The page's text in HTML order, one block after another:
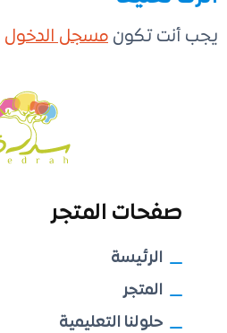
يجب أنت تكون مسجل الدخول
صفحات المتجر
الرئيسة
المتجر
حلولنا التعليمية